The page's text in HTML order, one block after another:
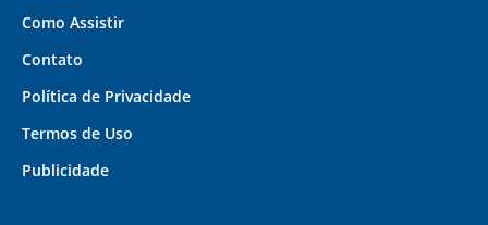
Como Assistir
Contato
Política de Privacidade
Termos de Uso
Publicidade